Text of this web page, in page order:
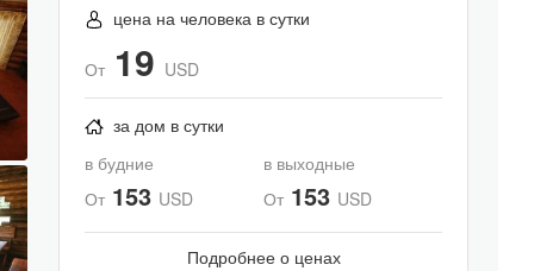
цена на человека в сутки
От 19 USD
за дом в сутки
в будние
От 153 USD
в выходные
От 153 USD
Подробнее о ценах